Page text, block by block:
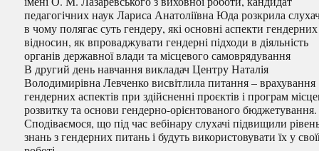
педагогічних наук Лариса Анатоліївна Юда розкрила
в чому полягає суть гендеру, які основні аспекти гендерних
відносин, як впроваджувати гендерні підходи в діяльність
органів державної влади та місцевого самоврядування
В другий день навчання викладач Центру Наталія
Володимирівна Левченко висвітлила питання – врахування
гендерних аспектів при здійсненні проєктів і програм
розвитку та основи гендерно-орієнтованого бюджетування.
Сподіваємося, що під час вебінару слухачі підвищили
знань з гендерних питань і будуть використовувати їх у